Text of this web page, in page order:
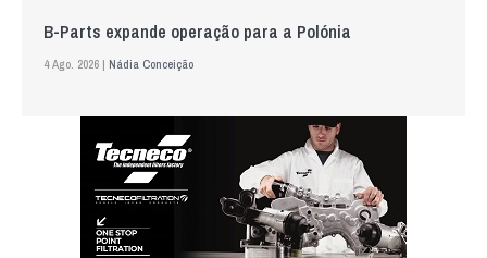
B-Parts expande operação para a Polónia
4 Ago. 2026 | Nádia Conceição